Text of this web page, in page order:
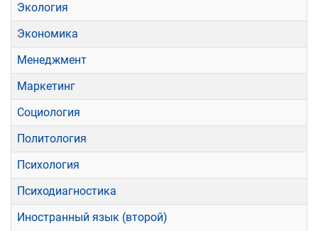
Экология
Экономика
Менеджмент
Маркетинг
Социология
Политология
Психология
Психодиагностика
Иностранный язык (второй)